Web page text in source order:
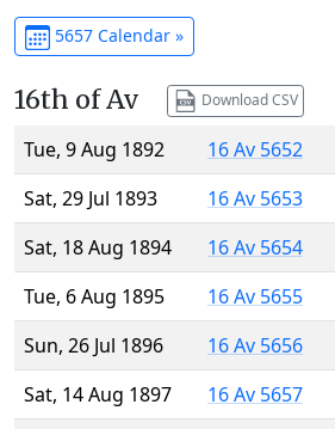
5657 Calendar »
16th of Av Download CSV
Tue, 9 Aug 1892
16 Av 5652
Sat, 29 Jul 1893
16 Av 5653
Sat, 18 Aug 1894
16 Av 5654
Tue, 6 Aug 1895
16 Av 5655
Sun, 26 Jul 1896
16 Av 5656
Sat, 14 Aug 1897
16 Av 5657